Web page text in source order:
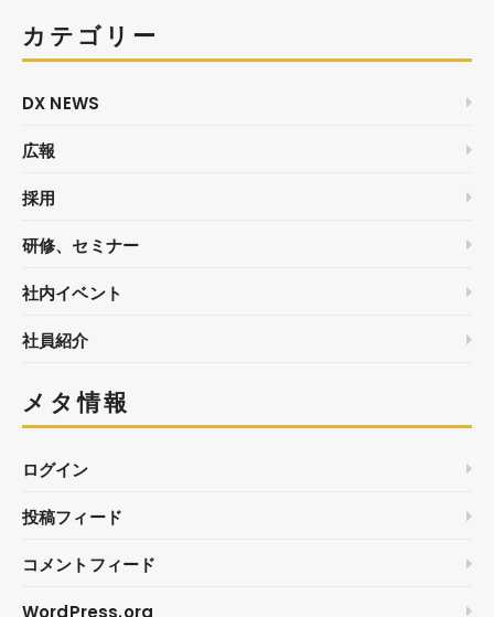
カテゴリー
DX NEWS
広報
採用
研修、セミナー
社内イベント
社員紹介
メタ情報
ログイン
投稿フィード
コメントフィード
WordPress.org